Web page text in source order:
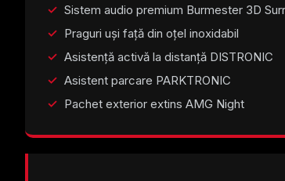
Sistem audio premium Burmester 3D
Praguri uși față din oțel inoxidabil
Asistență activă la distanță DISTRONIC
Asistent parcare PARKTRONIC
Pachet exterior extins AMG Night